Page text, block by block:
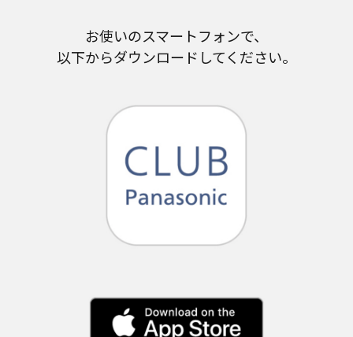
お使いのスマートフォンで、
以下からダウンロードしてください。